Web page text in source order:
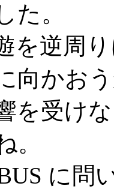
た。
を逆周
向かお
を受け
。
に問